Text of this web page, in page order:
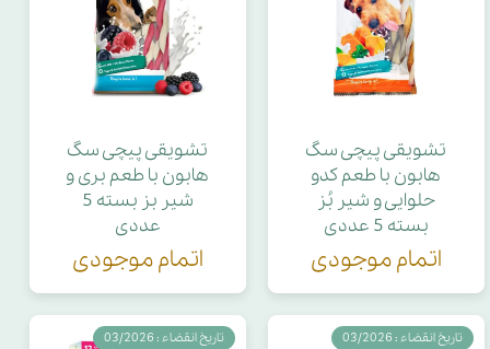
تشویقی پیچی سگ
هابون با طعم کدو
حلوایی و شیر بُز
بسته 5 عددی
اتمام موجودی
تشویقی پیچی سگ
هابون با طعم بری و
شیر بز بسته 5
عددی
اتمام موجودی
تاریخ انقضاء : 03/2026 تاریخ انقضاء : 03/2026